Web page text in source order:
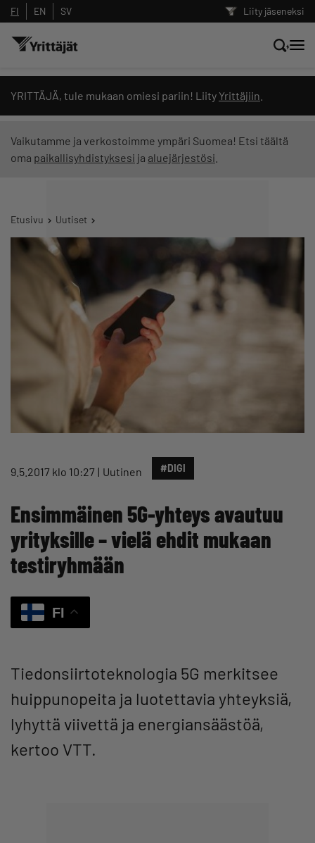
Liity jäseneksi
FI EN SV
YRITTÄJÄ, tule mukaan omiesi pariin! Liity Yrittäjiin
Vaikutamme ja verkostoimme ympäri Suomea! Etsi täältä
oma paikallisyhdistyksesi ja aluejärjestösi
Etusivu Uutiset
9.5.2017 klo 10:27 Uutinen #DIGI
Ensimmäinen 5G-yhteys avautuu
yrityksille – vielä ehdit mukaan
testiryhmään
FI
Tiedonsiirtoteknologia 5G merkitsee
huippunopeita ja luotettavia yhteyksiä,
lyhyttä viivettä ja energiansäästöä,
kertoo VTT.
Hae sivustolta tai kysy suoraan
Yrittäjien tekoälyltä
Suodata hakutuloksia: näytä kaikki sisältö